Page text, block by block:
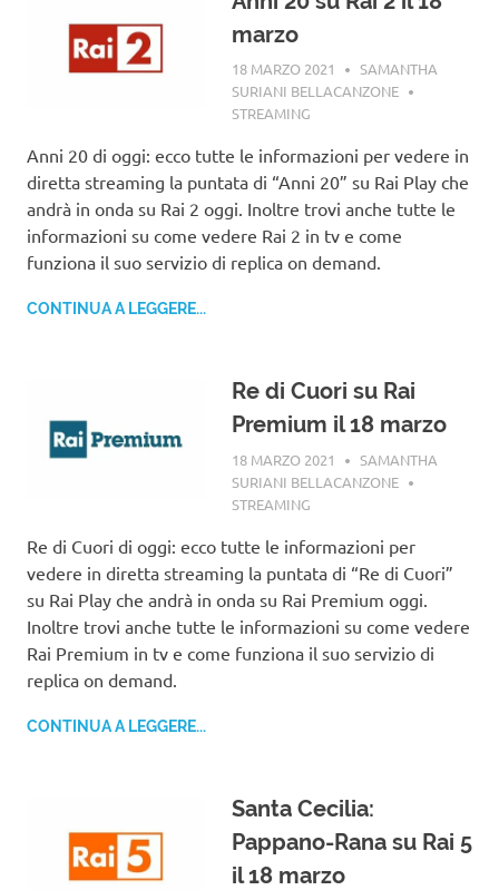
marzo
18 MARZO 2021
SAMANTHA
SURIANI BELLACANZONE
STREAMING
Anni 20 di oggi: ecco tutte le informazioni per vedere in
diretta streaming la puntata di “Anni 20” su Rai Play che
andrà in onda su Rai 2 oggi. Inoltre trovi anche tutte le
informazioni su come vedere Rai 2 in tv e come
funziona il suo servizio di replica on demand.
CONTINUA A LEGGERE...
Re di Cuori su Rai
Premium il 18 marzo
18 MARZO 2021
SAMANTHA
SURIANI BELLACANZONE
STREAMING
Re di Cuori di oggi: ecco tutte le informazioni per
vedere in diretta streaming la puntata di “Re di Cuori”
su Rai Play che andrà in onda su Rai Premium oggi.
Inoltre trovi anche tutte le informazioni su come vedere
Rai Premium in tv e come funziona il suo servizio di
replica on demand.
CONTINUA A LEGGERE...
Santa Cecilia:
Pappano-Rana su Rai 5
il 18 marzo